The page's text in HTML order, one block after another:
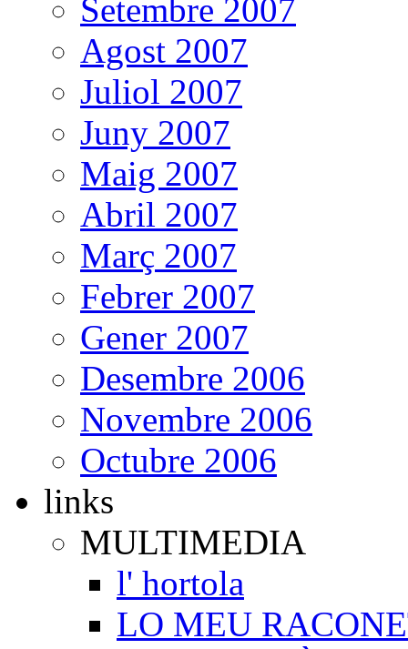
Setembre 2007
Agost 2007
Juliol 2007
Juny 2007
Maig 2007
Abril 2007
Març 2007
Febrer 2007
Gener 2007
Desembre 2006
Novembre 2006
Octubre 2006
links
MULTIMEDIA
l' hortola
LO MEU